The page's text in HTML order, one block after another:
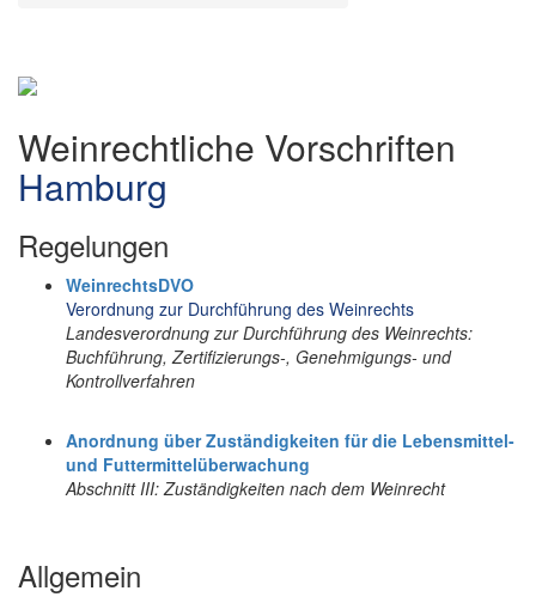
Weinrechtliche Vorschriften
Hamburg
Regelungen
WeinrechtsDVO
Verordnung zur Durchführung des Weinrechts
Landesverordnung zur Durchführung des Weinrechts:
Buchführung, Zertifizierungs-, Genehmigungs- und
Kontrollverfahren
Anordnung über Zuständigkeiten für die Lebensmittel-
und Futtermittelüberwachung
Abschnitt III: Zuständigkeiten nach dem Weinrecht
Allgemein